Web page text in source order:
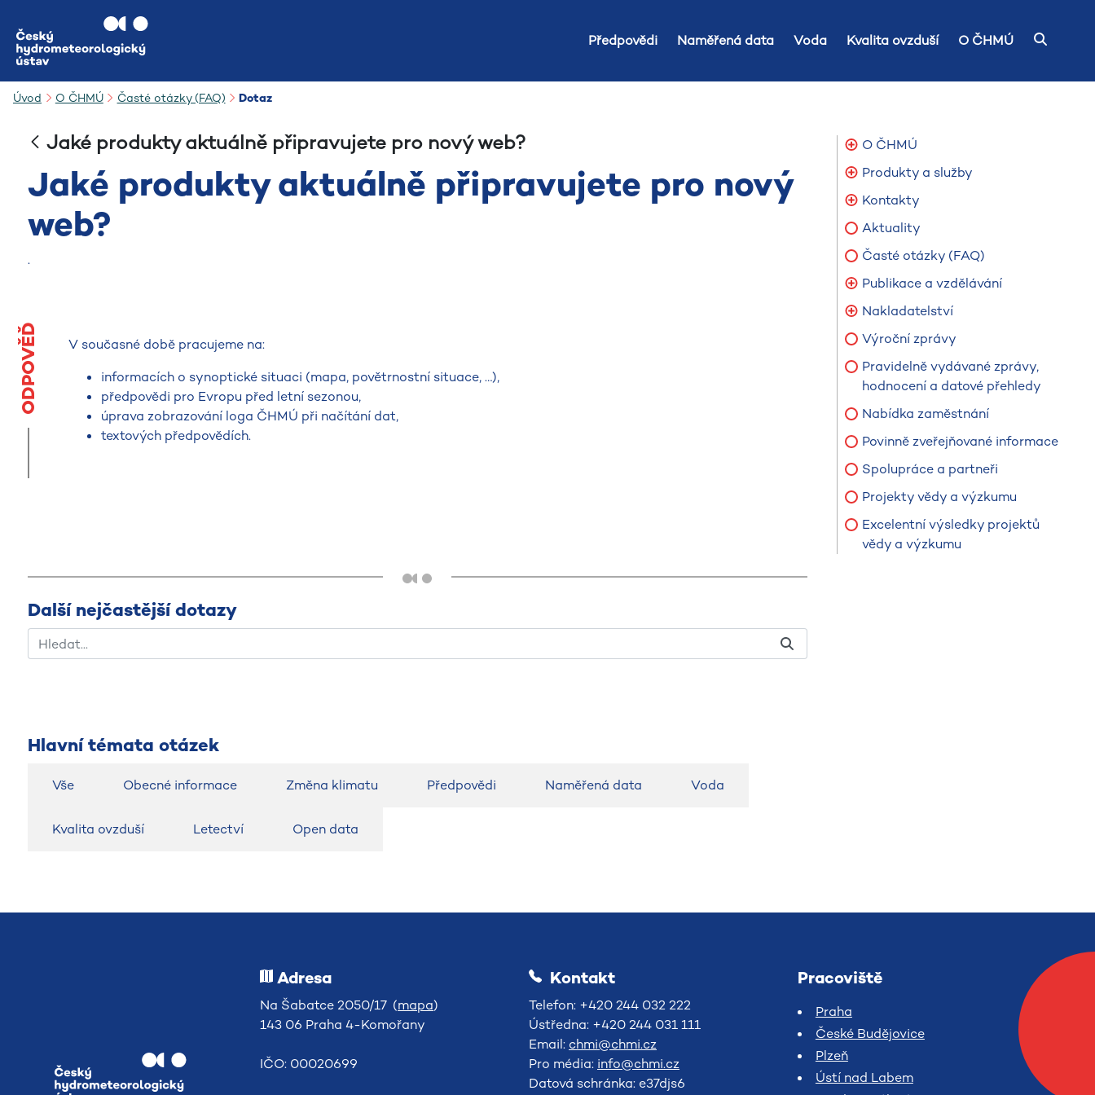
Předpovědi
Naměřená data Voda Kvalita ovzduší O ČHMÚ
Úvod O ČHMÚ Časté otázky (FAQ) Dotaz
Jaké produkty aktuálně připravujete pro nový web?
Jaké produkty aktuálně připravujete pro nový
web?
.
ODPOVĚĎ
V současné době pracujeme na:
informacích o synoptické situaci (mapa, povětrnostní situace, …),
předpovědi pro Evropu před letní sezonou,
úprava zobrazování loga ČHMÚ při načítání dat,
textových předpovědích.
Další nejčastější dotazy
Hlavní témata otázek
Vše Obecné informace Změna klimatu Předpovědi Naměřená data Voda
Kvalita ovzduší Letectví Open data
O ČHMÚ
Produkty a služby
Kontakty
Aktuality
Časté otázky (FAQ)
Publikace a vzdělávání
Nakladatelství
Výroční zprávy
Pravidelně vydávané zprávy,
hodnocení a datové přehledy
Nabídka zaměstnání
Povinně zveřejňované informace
Spolupráce a partneři
Projekty vědy a výzkumu
Excelentní výsledky projektů
vědy a výzkumu
Adresa
Na Šabatce 2050/17 (mapa)
143 06 Praha 4-Komořany
IČO: 00020699
Kontakt
Telefon: +420 244 032 222
Ústředna: +420 244 031 111
Email: chmi@chmi.cz
Pro média: info@chmi.cz
Datová schránka: e37djs6
Pracoviště
Praha
České Budějovice
Plzeň
Ústí nad Labem